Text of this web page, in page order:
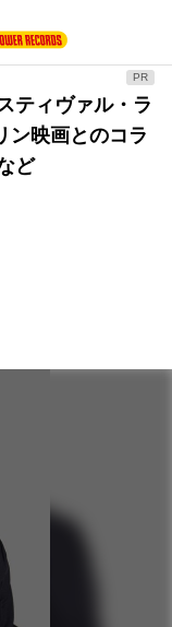
ティヴァル・ラ
ン映画とのコラ
ど